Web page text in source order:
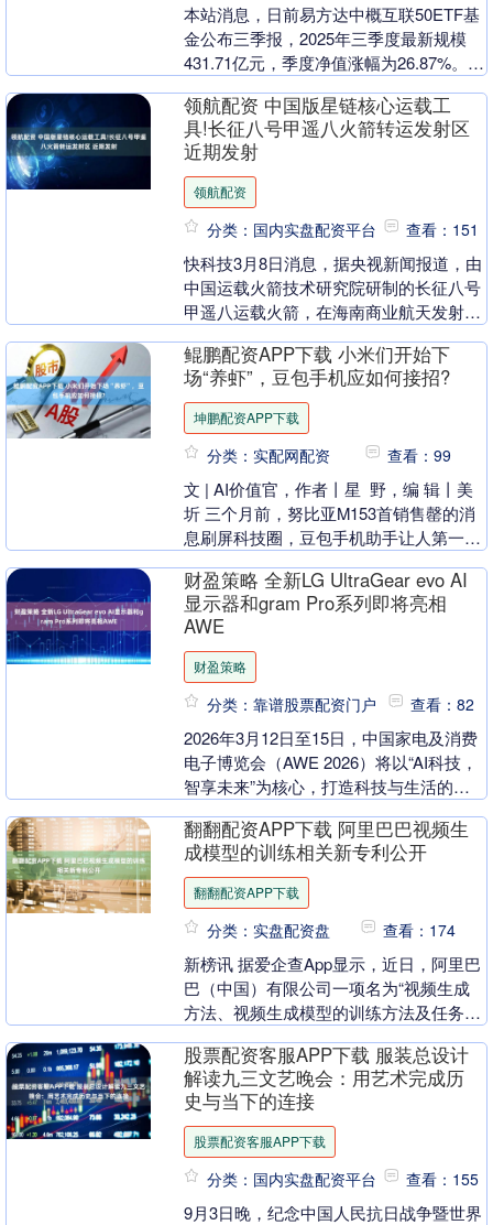
本站消息，日前易方达中概互联50ETF基
金公布三季报，2025年三季度最新规模
431.71亿元，季度净值涨幅为26.87%。
领航配资 中国版星链核心运载工
具!长征八号甲遥八火箭转运发射区
近期发射
领航配资
分类：国内实盘配资平台 查看：151
快科技3月8日消息，据央视新闻报道，由
中国运载火箭技术研究院研制的长征八号
甲遥八运载火箭，在海南商业航天发射场
区一号发射工位....
鲲鹏配资APP下载 小米们开始下
场“养虾”，豆包手机应如何接招?
坤鹏配资APP下载
分类：实配网配资 查看：99
文 | AI价值官，作者丨星 野，编 辑丨美
圻 三个月前，努比亚M153首销售罄的消
息刷屏科技圈，豆包手机助手让人第一次
财盈策略 全新LG UltraGear evo AI
显示器和gram Pro系列即将亮相
AWE
财盈策略
分类：靠谱股票配资门户 查看：82
2026年3月12日至15日，中国家电及消费
电子博览会（AWE 2026）将以“AI科技，
智享未来”为核心，打造科技与生活的无
翻翻配资APP下载 阿里巴巴视频生
成模型的训练相关新专利公开
翻翻配资APP下载
分类：实盘配资盘 查看：174
新榜讯 据爱企查App显示，近日，阿里巴
巴（中国）有限公司一项名为“视频生成
方法、视频生成模型的训练方法及任务平
专利提供了一....
股票配资客服APP下载 服装总设计
解读九三文艺晚会：用艺术完成历
史与当下的连接
股票配资客服APP下载
分类：国内实盘配资平台 查看：155
9月3日晚，纪念中国人民抗日战争暨世界